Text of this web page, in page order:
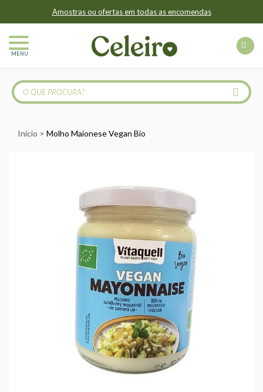
Amostras ou ofertas em todas as encomendas
MENU
Início Molho Maionese Vegan Bio